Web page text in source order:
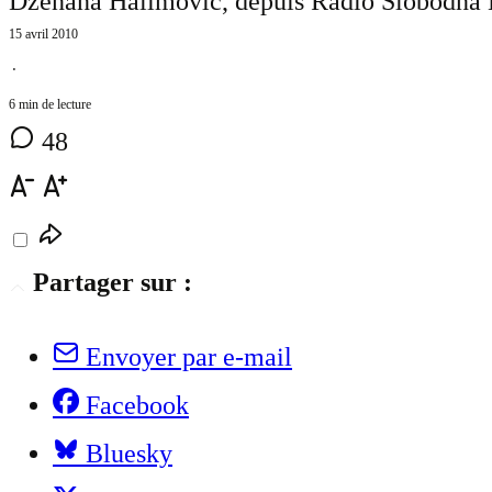
15 avril 2010
⋅
6 min de lecture
48
Partager sur :
Envoyer par e-mail
Facebook
Bluesky